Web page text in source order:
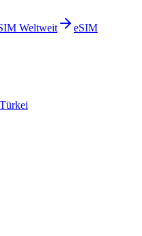
Weltweit
eSIM